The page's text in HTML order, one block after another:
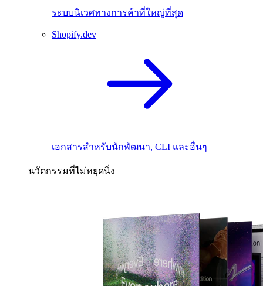
ระบบนิเวศทางการค้าที่ใหญ่ที่สุด
Shopify.dev
เอกสารสำหรับนักพัฒนา, CLI และอื่นๆ
นวัตกรรมที่ไม่หยุดนิ่ง